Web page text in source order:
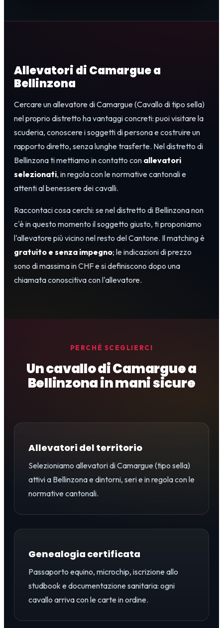
Allevatori di Camargue a
Bellinzona
Cercare un allevatore di Camargue (Cavallo di tipo sella)
nel proprio distretto ha vantaggi concreti: puoi visitare la
scuderia, conoscere i soggetti di persona e costruire un
rapporto diretto, senza lunghe trasferte. Nel distretto di
Bellinzona ti mettiamo in contatto con allevatori
selezionati, in regola con le normative cantonali e
attenti al benessere dei cavalli.
Raccontaci cosa cerchi: se nel distretto di Bellinzona non
c'è in questo momento il soggetto giusto, ti proponiamo
l'allevatore più vicino nel resto del Cantone. Il matching è
gratuito e senza impegno; le indicazioni di prezzo
sono di massima in CHF e si definiscono dopo una
chiamata conoscitiva con l'allevatore.
PERCHÉ SCEGLIERCI
Un cavallo di Camargue a
Bellinzona in mani sicure
Allevatori del territorio
Selezioniamo allevatori di Camargue (tipo sella)
attivi a Bellinzona e dintorni, seri e in regola con le
normative cantonali.
Genealogia certificata
Passaporto equino, microchip, iscrizione allo
studbook e documentazione sanitaria: ogni
cavallo arriva con le carte in ordine.